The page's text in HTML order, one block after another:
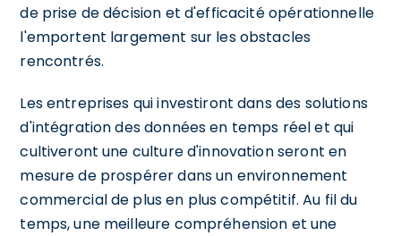
de prise de décision et d'efficacité opérationnelle
l'emportent largement sur les obstacles
rencontrés.
Les entreprises qui investiront dans des solutions
d'intégration des données en temps réel et qui
cultiveront une culture d'innovation seront en
mesure de prospérer dans un environnement
commercial de plus en plus compétitif. Au fil du
temps, une meilleure compréhension et une